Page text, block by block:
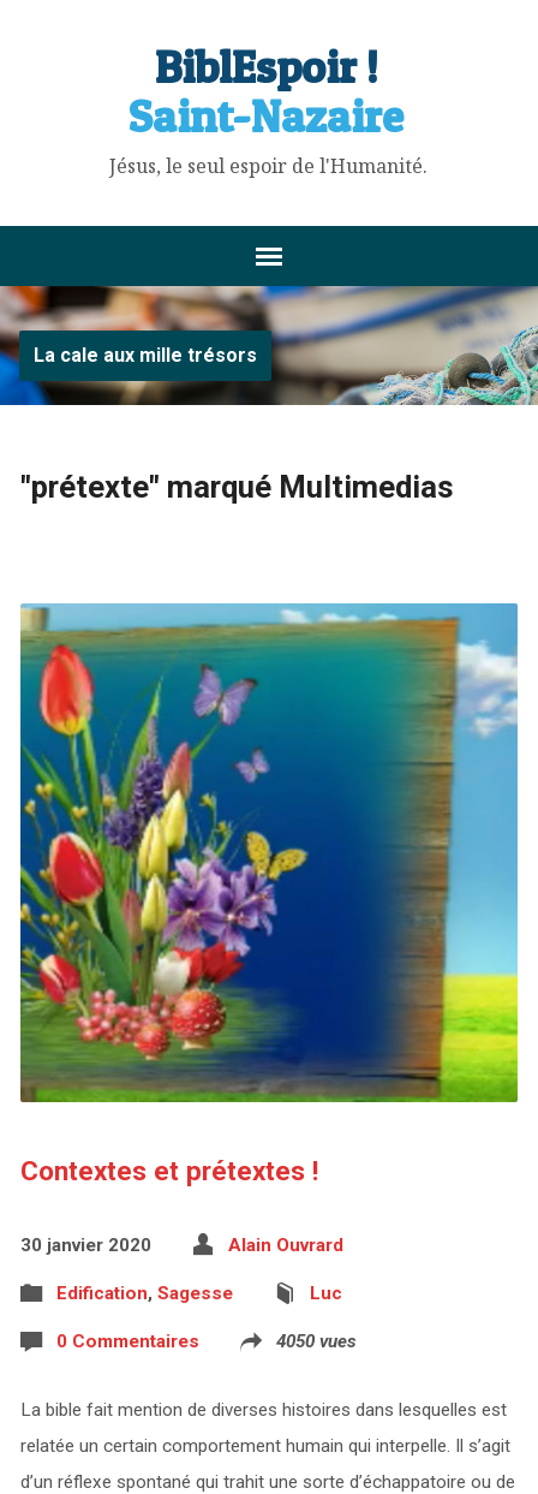
BiblEspoir !
Saint-Nazaire
Jésus, le seul espoir de l'Humanité.
La cale aux mille trésors
"prétexte" marqué Multimedias
Contextes et prétextes !
30 janvier 2020 Alain Ouvrard
Edification, Sagesse Luc
0 Commentaires 4050 vues
La bible fait mention de diverses histoires dans lesquelles est
relatée un certain comportement humain qui interpelle. Il s’agit
d’un réflexe spontané qui trahit une sorte d’échappatoire ou de